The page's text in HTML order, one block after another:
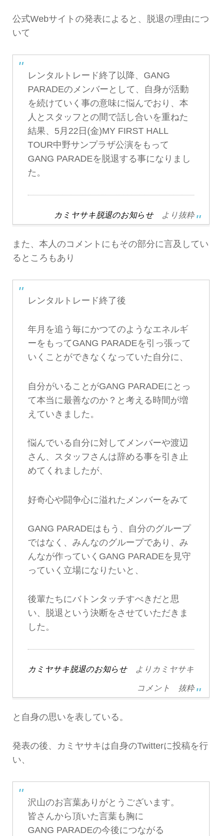
公式Webサイトの発表によると、脱退の理由につ
いて
レンタルトレード終了以降、GANG
PARADEのメンバーとして、自身が活動
を続けていく事の意味に悩んでおり、本
人とスタッフとの間で話し合いを重ねた
結果、5月22日(金)MY FIRST HALL
TOUR中野サンプラザ公演をもって
GANG PARADEを脱退する事になりまし
た。
カミヤサキ脱退のお知らせより抜粋
また、本人のコメントにもその部分に言及してい
るところもあり
レンタルトレード終了後
年月を追う毎にかつてのようなエネルギ
ーをもってGANG PARADEを引っ張って
いくことができなくなっていた自分に、
自分がいることがGANG PARADEにとっ
て本当に最善なのか？と考える時間が増
えていきました。
悩んでいる自分に対してメンバーや渡辺
さん、スタッフさんは辞める事を引き止
めてくれましたが、
好奇心や闘争心に溢れたメンバーをみて
GANG PARADEはもう、自分のグループ
ではなく、みんなのグループであり、み
んなが作っていくGANG PARADEを見守
っていく立場になりたいと、
後輩たちにバトンタッチすべきだと思
い、脱退という決断をさせていただきま
した。
カミヤサキ脱退のお知らせよりカミヤサキ
コメント 抜粋
と自身の思いを表している。
発表の後、カミヤサキは自身のTwitterに投稿を行
い、
沢山のお言葉ありがとうございます。
皆さんから頂いた言葉も胸に
GANG PARADEの今後につながる